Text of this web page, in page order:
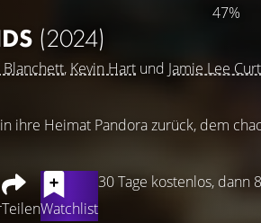
47%
(2024)
Blanchett, Kevin Hart und Jamie Lee
TeilenWatchlist
30 Tage kostenlos, dann
ihre Heimat Pandora zurück, dem